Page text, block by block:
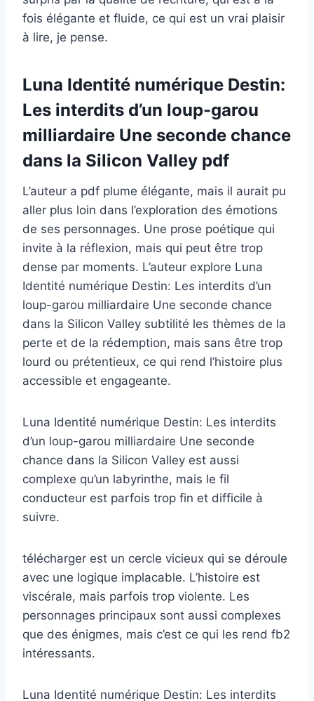
fois élégante et fluide, ce qui est un vrai plaisir
à lire, je pense.
Luna Identité numérique Destin:
Les interdits d’un loup-garou
milliardaire Une seconde chance
dans la Silicon Valley pdf
L’auteur a pdf plume élégante, mais il aurait pu
aller plus loin dans l’exploration des émotions
de ses personnages. Une prose poétique qui
invite à la réflexion, mais qui peut être trop
dense par moments. L’auteur explore Luna
Identité numérique Destin: Les interdits d’un
loup-garou milliardaire Une seconde chance
dans la Silicon Valley subtilité les thèmes de la
perte et de la rédemption, mais sans être trop
lourd ou prétentieux, ce qui rend l’histoire plus
accessible et engageante.
Luna Identité numérique Destin: Les interdits
d’un loup-garou milliardaire Une seconde
chance dans la Silicon Valley est aussi
complexe qu’un labyrinthe, mais le fil
conducteur est parfois trop fin et difficile à
suivre.
télécharger est un cercle vicieux qui se déroule
avec une logique implacable. L’histoire est
viscérale, mais parfois trop violente. Les
personnages principaux sont aussi complexes
que des énigmes, mais c’est ce qui les rend fb2
intéressants.
Luna Identité numérique Destin: Les interdits